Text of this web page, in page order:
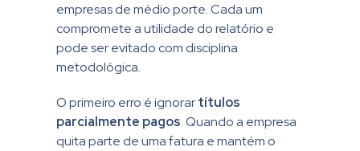
empresas de médio porte. Cada um
compromete a utilidade do relatório e
pode ser evitado com disciplina
metodológica.
O primeiro erro é ignorartítulos
parcialmente pagos. Quando a empresa
quita parte de uma fatura e mantém o